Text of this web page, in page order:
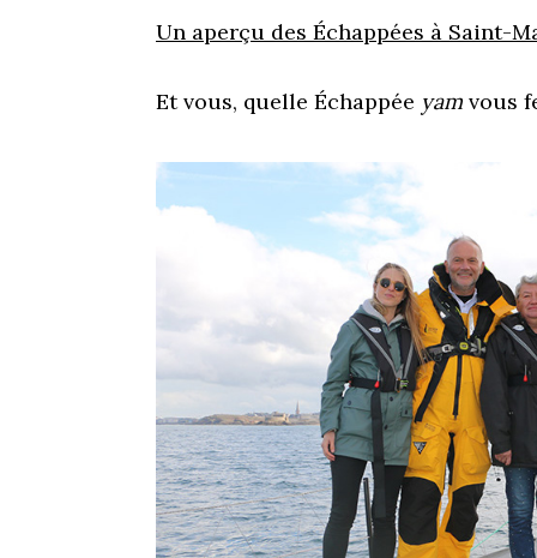
Un aperçu des Échappées à Saint-
Et vous, quelle Échappée yam vous